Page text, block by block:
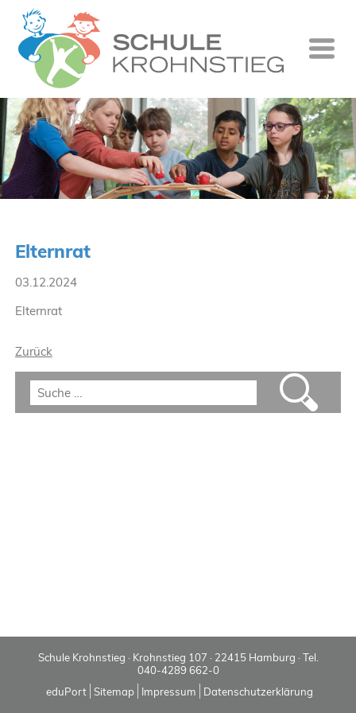
Elternrat
03.12.2024
Elternrat
Zurück
Schule Krohnstieg · Krohnstieg 107 · 22415 Hamburg · Tel.
040-4289 662-0
eduPort Sitemap Impressum Datenschutzerklärung
Startseite
Wer wir
Was wir
Ganztag